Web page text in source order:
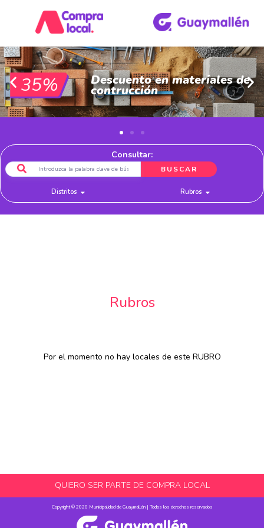
35% Descuento en materiales de
contrucción
Consultar:
BUSCAR
Distritos Rubros
Rubros
Por el momento no hay locales de este RUBRO
QUIERO SER PARTE DE COMPRA LOCAL
Copyright © 2020 Municipalidad de Guaymallén | Todos los derechos reservados